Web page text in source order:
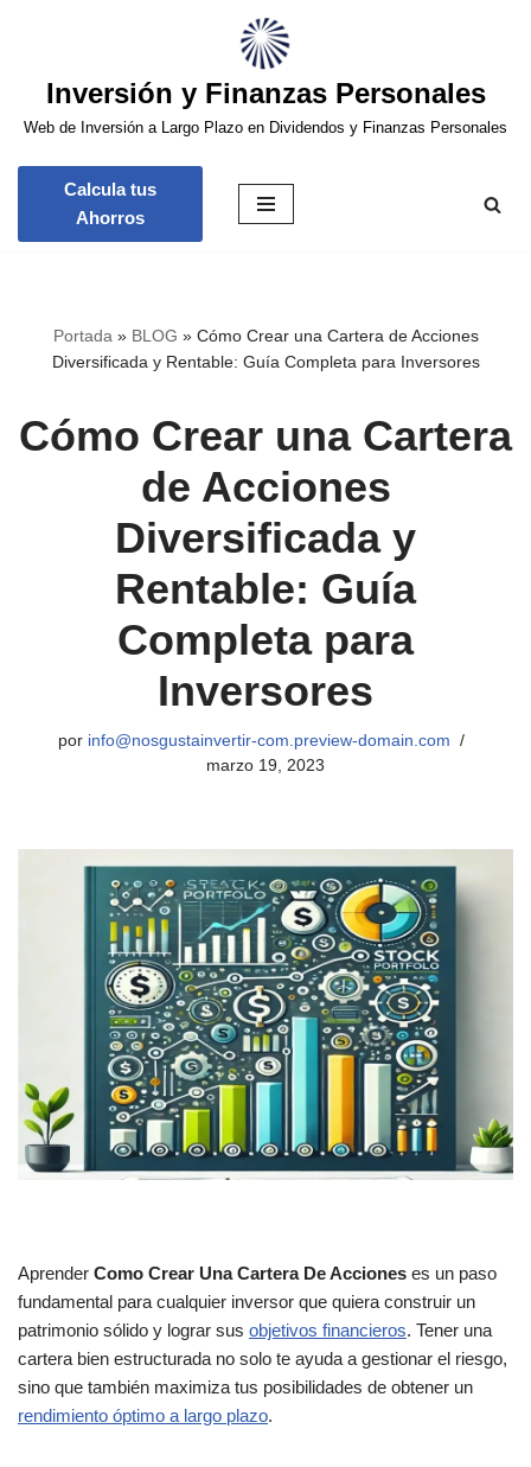
contenido
Inversión y Finanzas Personales
Web de Inversión a Largo Plazo en Dividendos y Finanzas Personales
Calcula tus
Ahorros
Portada » BLOG » Cómo Crear una Cartera de Acciones
Diversificada y Rentable: Guía Completa para Inversores
Cómo Crear una Cartera
de Acciones
Diversificada y
Rentable: Guía
Completa para
Inversores
por info@nosgustainvertir-com.preview-domain.com
marzo 19, 2023
Aprender Como Crear Una Cartera De Acciones es un paso
fundamental para cualquier inversor que quiera construir un
patrimonio sólido y lograr sus objetivos financieros. Tener una
cartera bien estructurada no solo te ayuda a gestionar el riesgo,
sino que también maximiza tus posibilidades de obtener un
rendimiento óptimo a largo plazo.